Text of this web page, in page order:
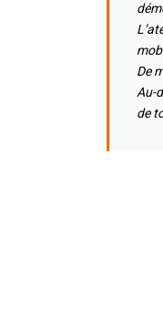
De
Au-
de